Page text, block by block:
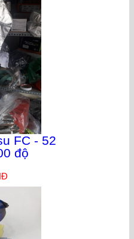
FC - 52
độ